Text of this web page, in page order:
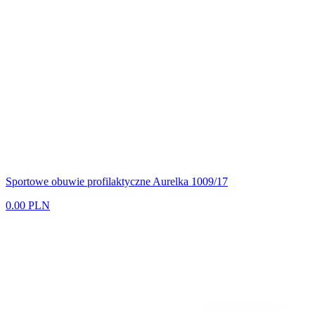
Sportowe obuwie profilaktyczne Aurelka 1009/17
0.00 PLN